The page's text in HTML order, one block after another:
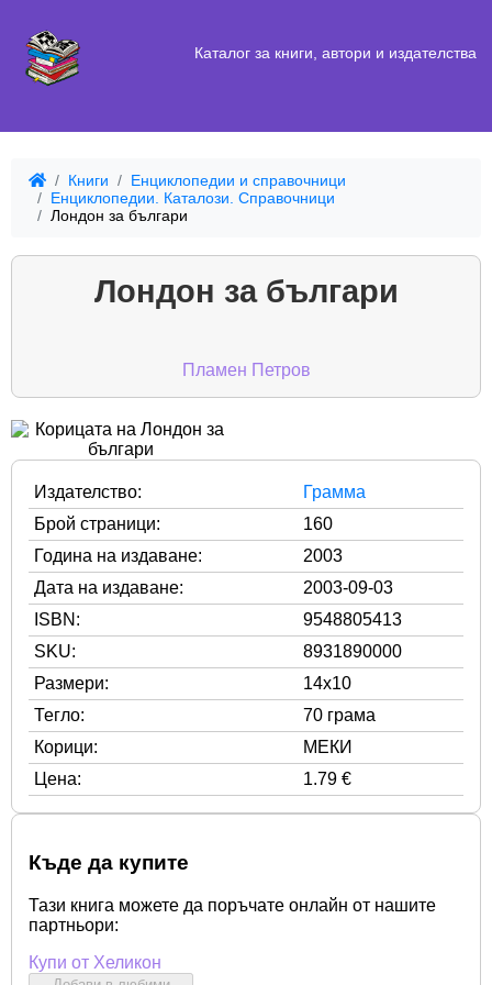
Каталог за книги, автори и издателства
Книги
Енциклопедии и справочници
Енциклопедии. Каталози. Справочници
Лондон за българи
Лондон за българи
Пламен Петров
Издателство:
Грамма
Брой страници:
160
Година на издаване:
2003
Дата на издаване:
2003-09-03
ISBN:
9548805413
SKU:
8931890000
Размери:
14x10
Тегло:
70 грама
Корици:
МЕКИ
Цена:
1.79 €
Къде да купите
Тази книга можете да поръчате онлайн от нашите
партньори:
Купи от Хеликон